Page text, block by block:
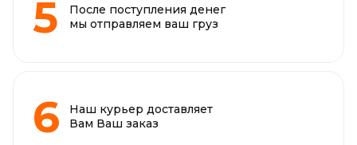
После поступления денег
мы отправляем ваш груз
Наш курьер доставляет
Вам Ваш заказ